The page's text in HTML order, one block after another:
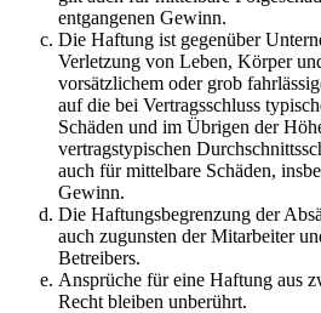
entgangenen Gewinn.
Die Haftung ist gegenüber
Verletzung von Leben, Körper
vorsätzlichem oder grob
auf die bei Vertragsschluss
Schäden und im Übrigen der
vertragstypischen
auch für mittelbare Schäden,
Gewinn.
Die Haftungsbegrenzung der
auch zugunsten der Mitarbeiter
Betreibers.
Ansprüche für eine Haftung aus
Recht bleiben unberührt.